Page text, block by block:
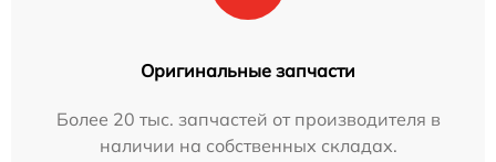
Оригинальные запчасти
Более 20 тыс. запчастей от производителя в
наличии на собственных складах.